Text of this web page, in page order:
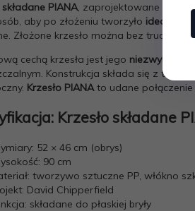
składane PIANA, zaprojektowane przez
aby po złożeniu tworzyło idealnie
Złożone krzesło można bez trudu
cechą krzesła jest jego niezwykła
Konstrukcja składa się z
Krzesło PIANAto udane
Krzesło składane
52 × 46 cm (obrys)
90 cm
tworzywo sztuczne PP, włókno
David Chipperfield
składane do płaskiej bryły